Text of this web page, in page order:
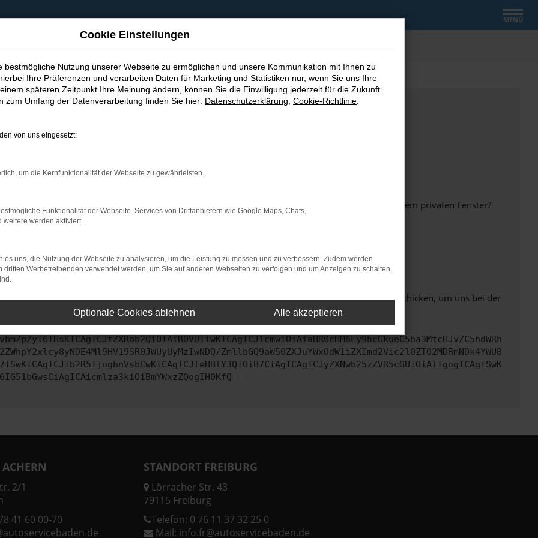
MENÜ
bestimmter Seiten verhindern. Funktioniert die Seite in einem anderen Browser oder in einem privaten Fenster?
beheben.
auf dem neuesten Stand sind.
kann auch dazu führen, dass bestimmte Funktionen nicht mehr unterstützt werden.
uns bitte. Wir werden versuchen, das Problem zu beheben. Du kannst uns diesen Text schicken, um uns bei der
ZmllbGQ9aW50ZXJuYWxOdW1iZXImd2Vic2l0ZT02MDRmNDk4YWU0
2/1
41 60 00-70
STANDORT FREIBURG
Lörracher Str. 43
79115 Freiburg
Telefon: 0 76 11 37 32 25 0
Mail: info.fr@autoservicebaden.de
Cookie Einstellungen
bestmögliche Nutzung unserer Webseite zu ermöglichen und unsere Kommunikation mit Ihnen zu
Ihre Präferenzen und verarbeiten Daten für Marketing und Statistiken nur, wenn Sie uns Ihre
späteren Zeitpunkt Ihre Meinung ändern, können Sie die Einwilligung jederzeit für die Zukunft
zum Umfang der Datenverarbeitung finden Sie hier: Datenschutzerklärung Cookie-Richtlinie
von uns eingesetzt:
um die Kernfunktionalität der Webseite zu gewährleisten.
Funktionalität der Webseite. Services von Drittanbietern wie Google Maps, Chats,
weitere werden aktiviert.
es uns, die Nutzung der Webseite zu analysieren, um die Leistung zu messen und zu verbessern. Zudem werden
dritten Werbetreibenden verwendet werden, um Sie auf anderen Webseiten zu verfolgen und um Anzeigen zu schalten,
Optionale Cookies ablehnen Alle akzeptieren